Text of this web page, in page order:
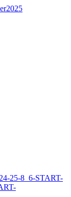
25-8_6-START-